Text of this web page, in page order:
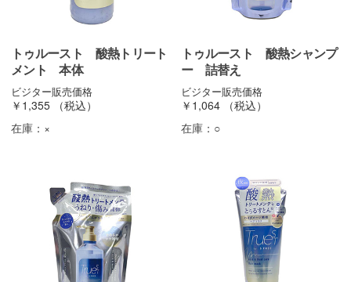
トゥルースト 酸熱トリート
メント 本体
ビジター販売価格
￥1,355
（税込）
在庫： ×
トゥルースト 酸熱シャンプ
ー 詰替え
ビジター販売価格
￥1,064
（税込）
在庫： ○